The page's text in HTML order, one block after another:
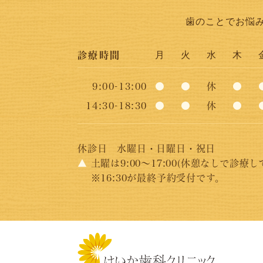
歯のことでお悩
診療時間 月 火 水 木
9:00-13:00 ● ● 休 ●
14:30-18:30 ● ● 休 ●
休診日
水曜日・日曜日・祝日
▲
土曜は9:00～17:00(休憩なしで診療し
※16:30が最終予約受付です。